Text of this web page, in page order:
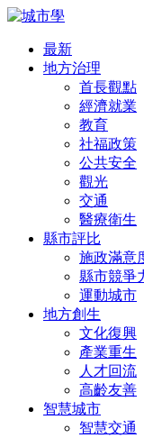
最新
地方治理
首長觀點
經濟就業
教育
社福政策
公共安全
觀光
交通
醫療衛生
縣市評比
施政滿意
縣市競爭
運動城市
地方創生
文化復興
產業重生
人才回流
高齡友善
智慧城市
智慧交通